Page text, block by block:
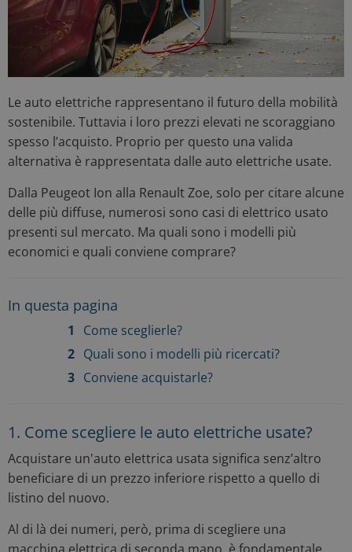
Le auto elettriche rappresentano il futuro della mobilità
sostenibile. Tuttavia i loro prezzi elevati ne scoraggiano
spesso l’acquisto. Proprio per questo una valida
alternativa è rappresentata dalle auto elettriche usate.
Dalla Peugeot Ion alla Renault Zoe, solo per citare alcune
delle più diffuse, numerosi sono casi di elettrico usato
presenti sul mercato. Ma quali sono i modelli più
economici e quali conviene comprare?
In questa pagina
Come sceglierle?
Quali sono i modelli più ricercati?
Conviene acquistarle?
1. Come scegliere le auto elettriche usate?
Acquistare un'auto elettrica usata significa senz’altro
beneficiare di un prezzo inferiore rispetto a quello di
listino del nuovo.
Al di là dei numeri, però, prima di scegliere una